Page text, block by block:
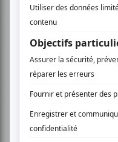
pas regarder dans
malheureusement bien
production venait nous
Ce que je te raconte,
mais qui existe et que
constater, de l’entendre
Alors, on se lance
s’immiscer dans